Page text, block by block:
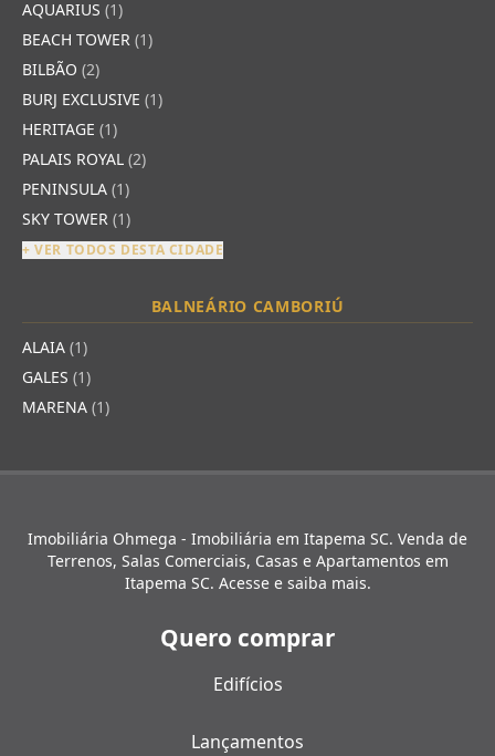
AQUARIUS (1)
BEACH TOWER (1)
BILBÃO (2)
BURJ EXCLUSIVE (1)
HERITAGE (1)
PALAIS ROYAL (2)
PENINSULA (1)
SKY TOWER (1)
+ VER TODOS DESTA CIDADE
BALNEÁRIO CAMBORIÚ
ALAIA (1)
GALES (1)
MARENA (1)
Imobiliária Ohmega - Imobiliária em Itapema SC. Venda de
Terrenos, Salas Comerciais, Casas e Apartamentos em
Itapema SC. Acesse e saiba mais.
Quero comprar
Edifícios
Lançamentos